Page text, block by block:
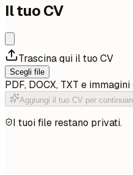
Il tuo CV
Trascina qui il tuo CV
Scegli file
PDF, DOCX, TXT e
Aggiungi il tuo CV per
I tuoi file restano privati.